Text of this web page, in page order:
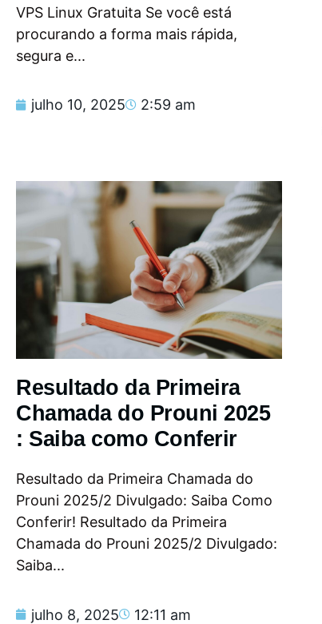
VPS Linux Gratuita Se você está
procurando a forma mais rápida,
segura e...
julho 10, 2025 2:59 am
Resultado da Primeira
Chamada do Prouni 2025
: Saiba como Conferir
Resultado da Primeira Chamada do
Prouni 2025/2 Divulgado: Saiba Como
Conferir! Resultado da Primeira
Chamada do Prouni 2025/2 Divulgado:
Saiba...
julho 8, 2025 12:11 am